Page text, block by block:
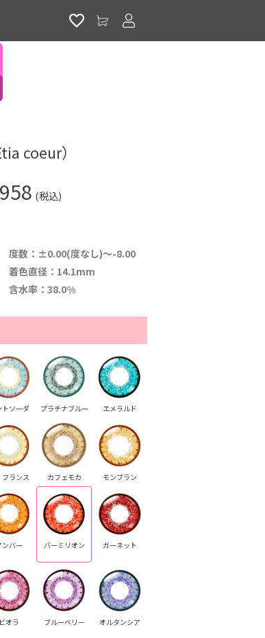
ストロベリー ストロベリー ストロベリー
coeur）
(税込)
度数：±0.00(度なし)～-8.00
着色直径：14.1mm
含水率：38.0%
トソーダ プラチナブルー エメラルド
フランス カフェモカ モンブラン
ンバー バーミリオン ガーネット
ビオラ ブルーベリー オルタンシア